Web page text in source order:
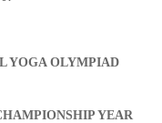
YOGA OLYMPIAD
YEAR